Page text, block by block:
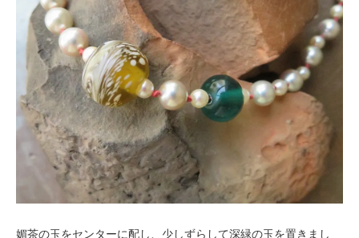
媚茶の玉をセンターに配し、少しずらして深緑の玉を置きまし